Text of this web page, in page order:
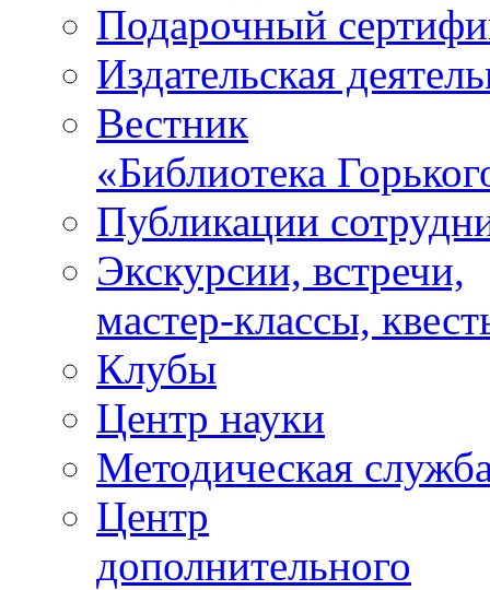
Подарочный
Издательская
Вестник
«Библиотека
Публикации
Экскурсии, встречи,
мастер-классы,
Клубы
Центр науки
Методическая
Центр
дополнительного